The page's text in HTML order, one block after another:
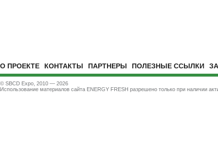
О ПРОЕКТЕ КОНТАКТЫ ПАРТНЕРЫ ПОЛЕЗНЫЕ ССЫЛКИ
© SBCD Expo, 2010 — 2026
Использование материалов сайта ENERGY FRESH разрешено только при наличии